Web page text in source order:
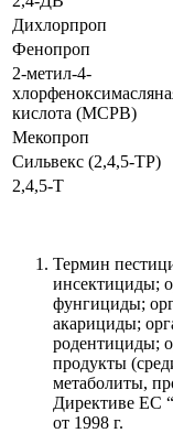
Дихлорпроп
Фенопроп
2-метил-4-
кислота (МСРВ)
Мекопроп
Сильвекс (2,4,5-TP)
2,4,5-Т
Термин
инсектициды;
фунгициды;
акарициды;
родентициды;
продукты
метаболиты,
Директиве ЕС
от 1998 г.